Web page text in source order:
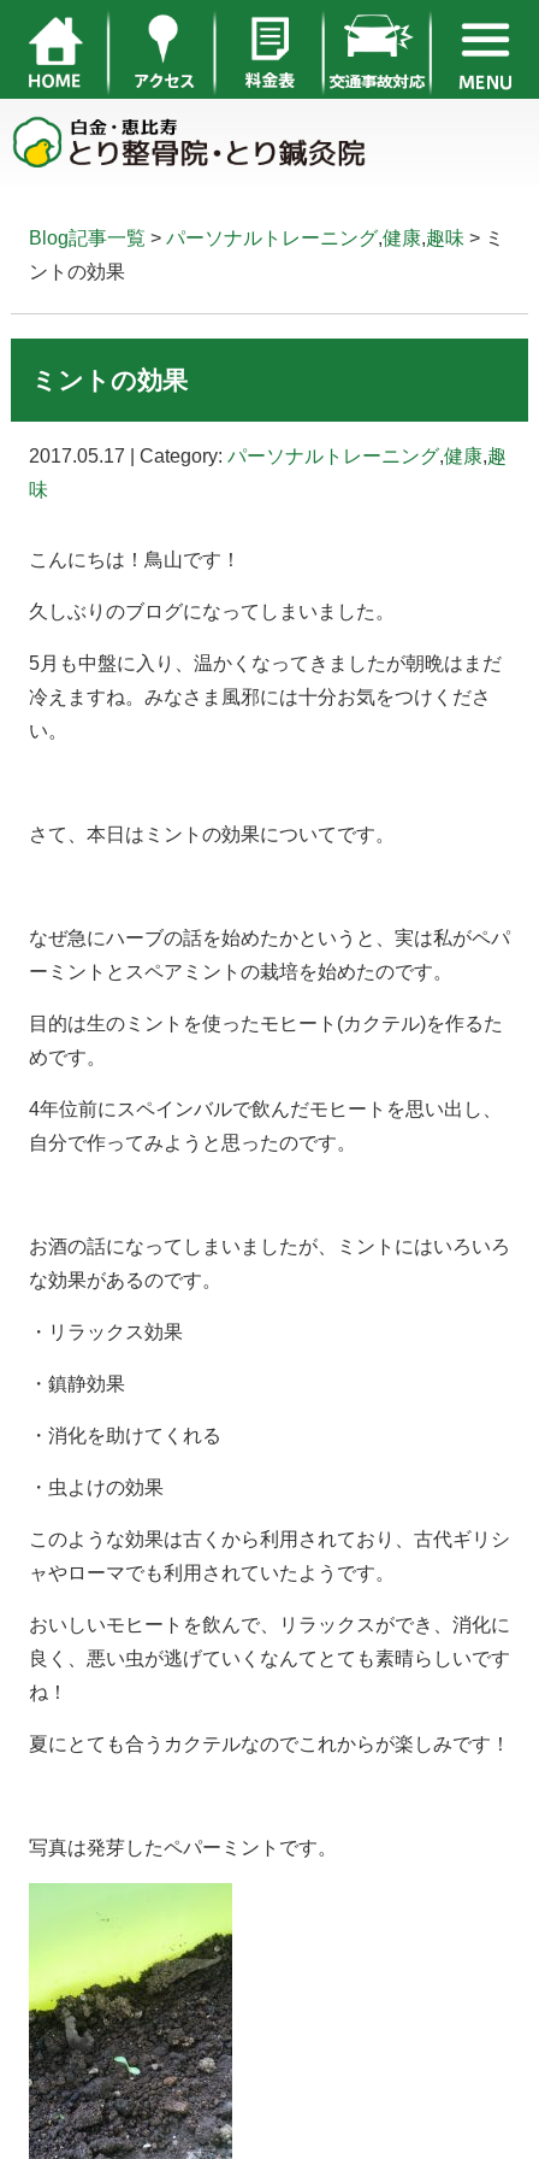
Blog記事一覧 > パーソナルトレーニング,健康,趣味 > ミ
ントの効果
ミントの効果
2017.05.17 | Category: パーソナルトレーニング,健康,趣
味
こんにちは！鳥山です！
久しぶりのブログになってしまいました。
5月も中盤に入り、温かくなってきましたが朝晩はまだ
冷えますね。みなさま風邪には十分お気をつけくださ
い。
さて、本日はミントの効果についてです。
なぜ急にハーブの話を始めたかというと、実は私がペパ
ーミントとスペアミントの栽培を始めたのです。
目的は生のミントを使ったモヒート(カクテル)を作るた
めです。
4年位前にスペインバルで飲んだモヒートを思い出し、
自分で作ってみようと思ったのです。
お酒の話になってしまいましたが、ミントにはいろいろ
な効果があるのです。
・リラックス効果
・鎮静効果
・消化を助けてくれる
・虫よけの効果
このような効果は古くから利用されており、古代ギリシ
ャやローマでも利用されていたようです。
おいしいモヒートを飲んで、リラックスができ、消化に
良く、悪い虫が逃げていくなんてとても素晴らしいです
ね！
夏にとても合うカクテルなのでこれからが楽しみです！
写真は発芽したペパーミントです。